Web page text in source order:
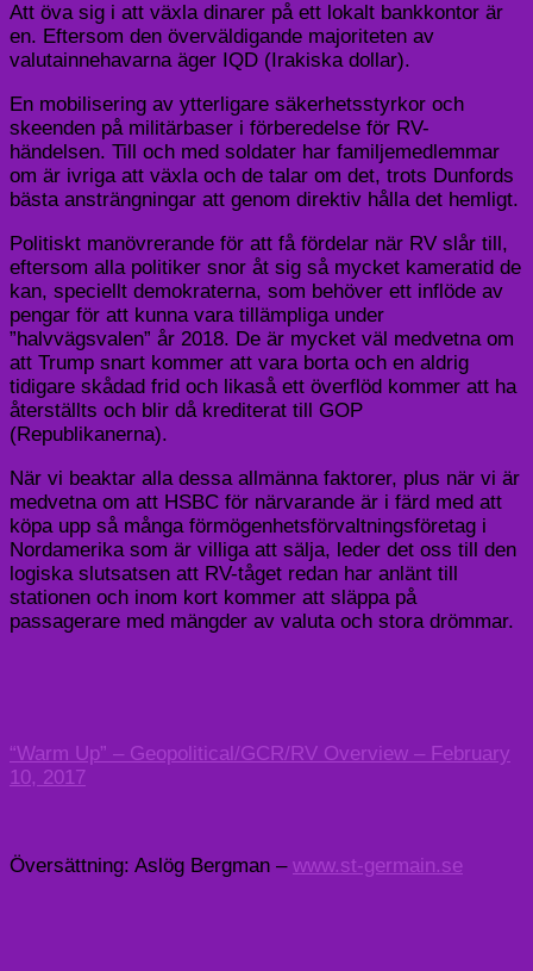
Att öva sig i att växla dinarer på ett lokalt bankkontor är
en. Eftersom den överväldigande majoriteten av
valutainnehavarna äger IQD (Irakiska dollar).
En mobilisering av ytterligare säkerhetsstyrkor och
skeenden på militärbaser i förberedelse för RV-
händelsen. Till och med soldater har familjemedlemmar
om är ivriga att växla och de talar om det, trots Dunfords
bästa ansträngningar att genom direktiv hålla det hemligt.
Politiskt manövrerande för att få fördelar när RV slår till,
eftersom alla politiker snor åt sig så mycket kameratid de
kan, speciellt demokraterna, som behöver ett inflöde av
pengar för att kunna vara tillämpliga under
”halvvägsvalen” år 2018. De är mycket väl medvetna om
att Trump snart kommer att vara borta och en aldrig
tidigare skådad frid och likaså ett överflöd kommer att ha
återställts och blir då krediterat till GOP
(Republikanerna).
När vi beaktar alla dessa allmänna faktorer, plus när vi är
medvetna om att HSBC för närvarande är i färd med att
köpa upp så många förmögenhetsförvaltningsföretag i
Nordamerika som är villiga att sälja, leder det oss till den
logiska slutsatsen att RV-tåget redan har anlänt till
stationen och inom kort kommer att släppa på
passagerare med mängder av valuta och stora drömmar.
“Warm Up” – Geopolitical/GCR/RV Overview – February
10, 2017
Översättning: Aslög Bergman – www.st-germain.se